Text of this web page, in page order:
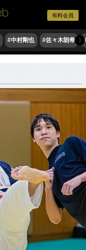
有料会員
#中村剛也 #佐々木朗希 〉